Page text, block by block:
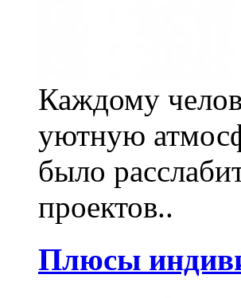
Каждому
уютную
было
проектов..
Плюсы